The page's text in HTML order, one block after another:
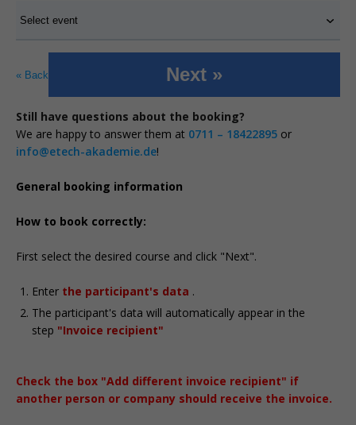
« Back Next »
Still have questions about the booking?
We are happy to answer them at 0711 – 18422895 or
info@etech-akademie.de!
General booking information
How to book correctly:
First select the desired course and click "Next".
Enter the participant's data .
The participant's data will automatically appear in the
step "Invoice recipient"
Check the box "Add different invoice recipient" if
another person or company should receive the invoice.